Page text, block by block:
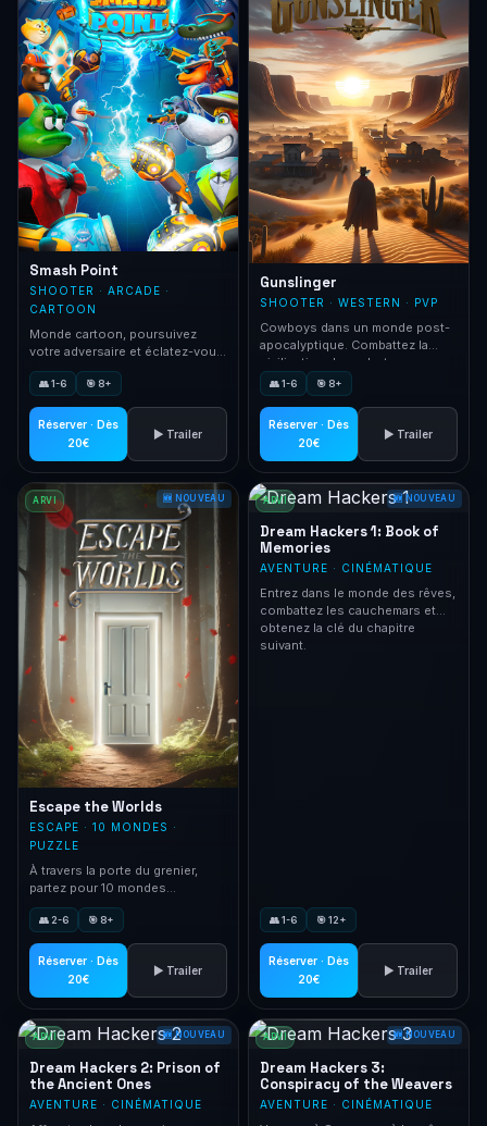
Smash Point
SHOOTER · ARCADE ·
CARTOON
Monde cartoon, poursuivez
votre adversaire et éclatez-vous
avec les armes les plus cool.
👥 1-6 🎯 8+
Réserver · Dès
20€
▶ Trailer
Gunslinger
SHOOTER · WESTERN · PVP
Cowboys dans un monde post-
apocalyptique. Combattez la
civilisation des robots.
👥 1-6 🎯 8+
Réserver · Dès
20€
▶ Trailer
ARVI 🆕 NOUVEAU
Escape the Worlds
ESCAPE · 10 MONDES ·
PUZZLE
À travers la porte du grenier,
partez pour 10 mondes
inimaginables ! Trouvez la porte
blanche pour rentrer.
👥 2-6 🎯 8+
Réserver · Dès
20€
▶ Trailer
ARVI 🆕 NOUVEAU
Dream Hackers 1: Book of
Memories
AVENTURE · CINÉMATIQUE
Entrez dans le monde des rêves,
combattez les cauchemars et
obtenez la clé du chapitre
suivant.
👥 1-6 🎯 12+
Réserver · Dès
20€
▶ Trailer
ARVI 🆕 NOUVEAU
Dream Hackers 2: Prison of
the Ancient Ones
AVENTURE · CINÉMATIQUE
ARVI 🆕 NOUVEAU
Dream Hackers 3:
Conspiracy of the Weavers
AVENTURE · CINÉMATIQUE